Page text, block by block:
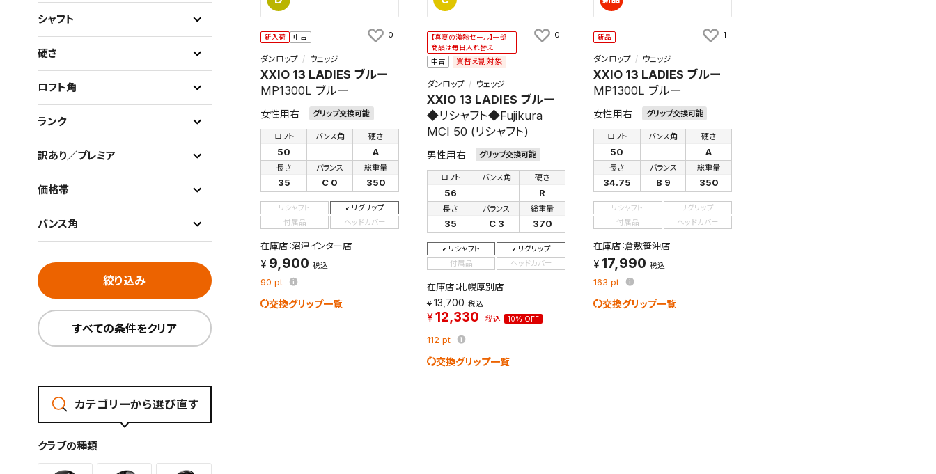
新入荷 中古
ダンロップ ウェッジ
XXIO 13 LADIES ブルー
MP1300L ブルー
女性用右 グリップ交換可能
ロフト
50
バンス角 硬さ
A
長さ
35
バランス
C 0
総重量
350
リシャフト
リグリップ
付属品
ヘッドカバー
在庫店：沼津インター店
9,900 税込
90 pt
交換グリップ一覧
0
【真夏の激熱セール】一部
商品は毎日入れ替え
中古
買替え割対象
ダンロップ ウェッジ
XXIO 13 LADIES ブルー
◆リシャフト◆Fujikura
MCI 50 (リシャフト)
男性用右 グリップ交換可能
ロフト
56
バンス角 硬さ
R
長さ
35
バランス
C 3
総重量
370
リシャフト
リグリップ
付属品
ヘッドカバー
在庫店：札幌厚別店
13,700 税込
12,330 税込 10% OFF
112 pt
交換グリップ一覧
0 新品
ダンロップ ウェッジ
XXIO 13 LADIES ブルー
MP1300L ブルー
女性用右 グリップ交換可能
ロフト
50
バンス角 硬さ
A
長さ
34.75
バランス
B 9
総重量
350
リシャフト
リグリップ
付属品
ヘッドカバー
在庫店：倉敷笹沖店
17,990 税込
163 pt
交換グリップ一覧
1
検索条件を保存
シャフト
硬さ
ロフト角
ランク
訳あり／プレミア
価格帯
バンス角
絞り込み
すべての条件をクリア
カテゴリーから選び直す
クラブの種類